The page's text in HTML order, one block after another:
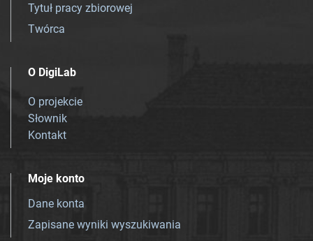
Tytuł pracy zbiorowej
Twórca
O DigiLab
O projekcie
Słownik
Kontakt
Moje konto
Dane konta
Zapisane wyniki wyszukiwania